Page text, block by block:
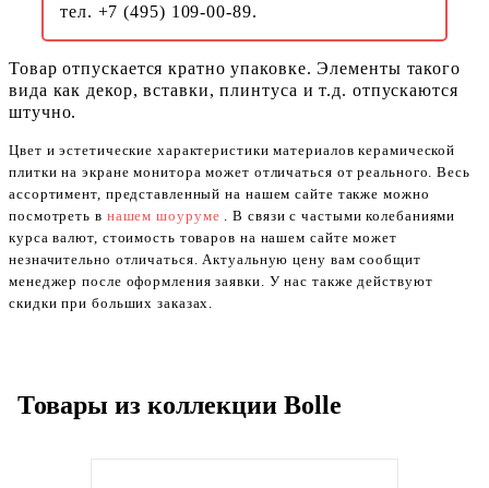
тел. +7 (495) 109-00-89.
Товар отпускается кратно упаковке. Элементы такого
вида как декор, вставки, плинтуса и т.д. отпускаются
штучно.
Цвет и эстетические характеристики материалов керамической
плитки на экране монитора может отличаться от реального. Весь
ассортимент, представленный на нашем сайте также можно
посмотреть в нашем шоуруме . В связи с частыми колебаниями
курса валют, стоимость товаров на нашем сайте может
незначительно отличаться. Актуальную цену вам сообщит
менеджер после оформления заявки. У нас также действуют
скидки при больших заказах.
Товары из коллекции Bolle